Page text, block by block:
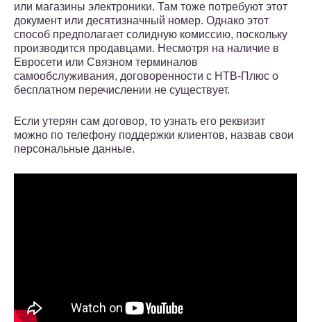
или магазины электроники. Там тоже потребуют этот
документ или десятизначный номер. Однако этот
способ предполагает солидную комиссию, поскольку
производится продавцами. Несмотря на наличие в
Евросети или Связном терминалов
самообслуживания, договоренности с НТВ-Плюс о
бесплатном перечислении не существует.
Если утерян сам договор, то узнать его реквизит
можно по телефону поддержки клиентов, назвав свои
персональные данные.